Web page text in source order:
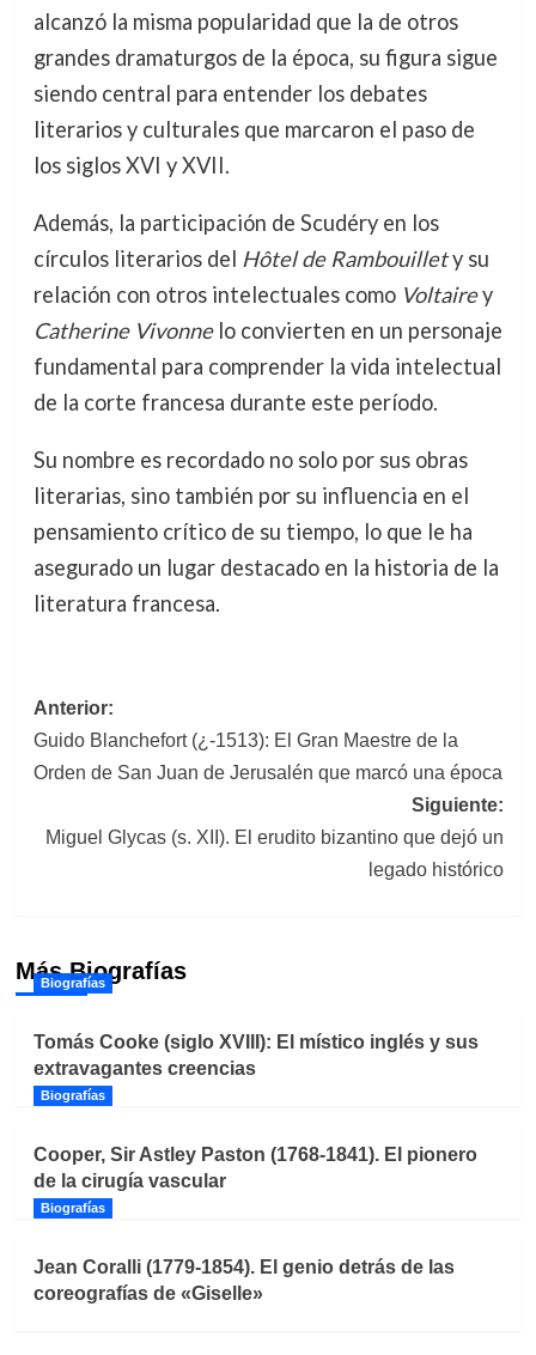
alcanzó la misma popularidad que la de otros
grandes dramaturgos de la época, su figura sigue
siendo central para entender los debates
literarios y culturales que marcaron el paso de
los siglos XVI y XVII.
Además, la participación de Scudéry en los
círculos literarios del Hôtel de Rambouillety su
relación con otros intelectuales como Voltairey
Catherine Vivonnelo convierten en un personaje
fundamental para comprender la vida intelectual
de la corte francesa durante este período.
Su nombre es recordado no solo por sus obras
literarias, sino también por su influencia en el
pensamiento crítico de su tiempo, lo que le ha
asegurado un lugar destacado en la historia de la
literatura francesa.
Navegación
de
Anterior:
Guido Blanchefort (¿-1513): El Gran Maestre de la
Orden de San Juan de Jerusalén que marcó una época
Siguiente:
Miguel Glycas (s. XII). El erudito bizantino que dejó un
legado histórico
Más Biografías
Biografías
Tomás Cooke (siglo XVIII): El místico inglés y sus
extravagantes creencias
Biografías
Cooper, Sir Astley Paston (1768-1841). El pionero
de la cirugía vascular
Biografías
Jean Coralli (1779-1854). El genio detrás de las
coreografías de «Giselle»